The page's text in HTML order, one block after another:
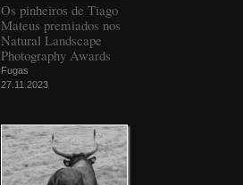
Os pinheiros de Tiago
Mateus premiados nos
Natural Landscape
Photography Awards
Fugas
27.11.2023